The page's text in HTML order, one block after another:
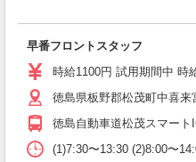
早番フロントスタッフ
時給1100円 試用期間中 時
徳島県板野郡松茂町中喜来
徳島自動車道松茂スマート
(1)7:30〜13:30 (2)8:00〜